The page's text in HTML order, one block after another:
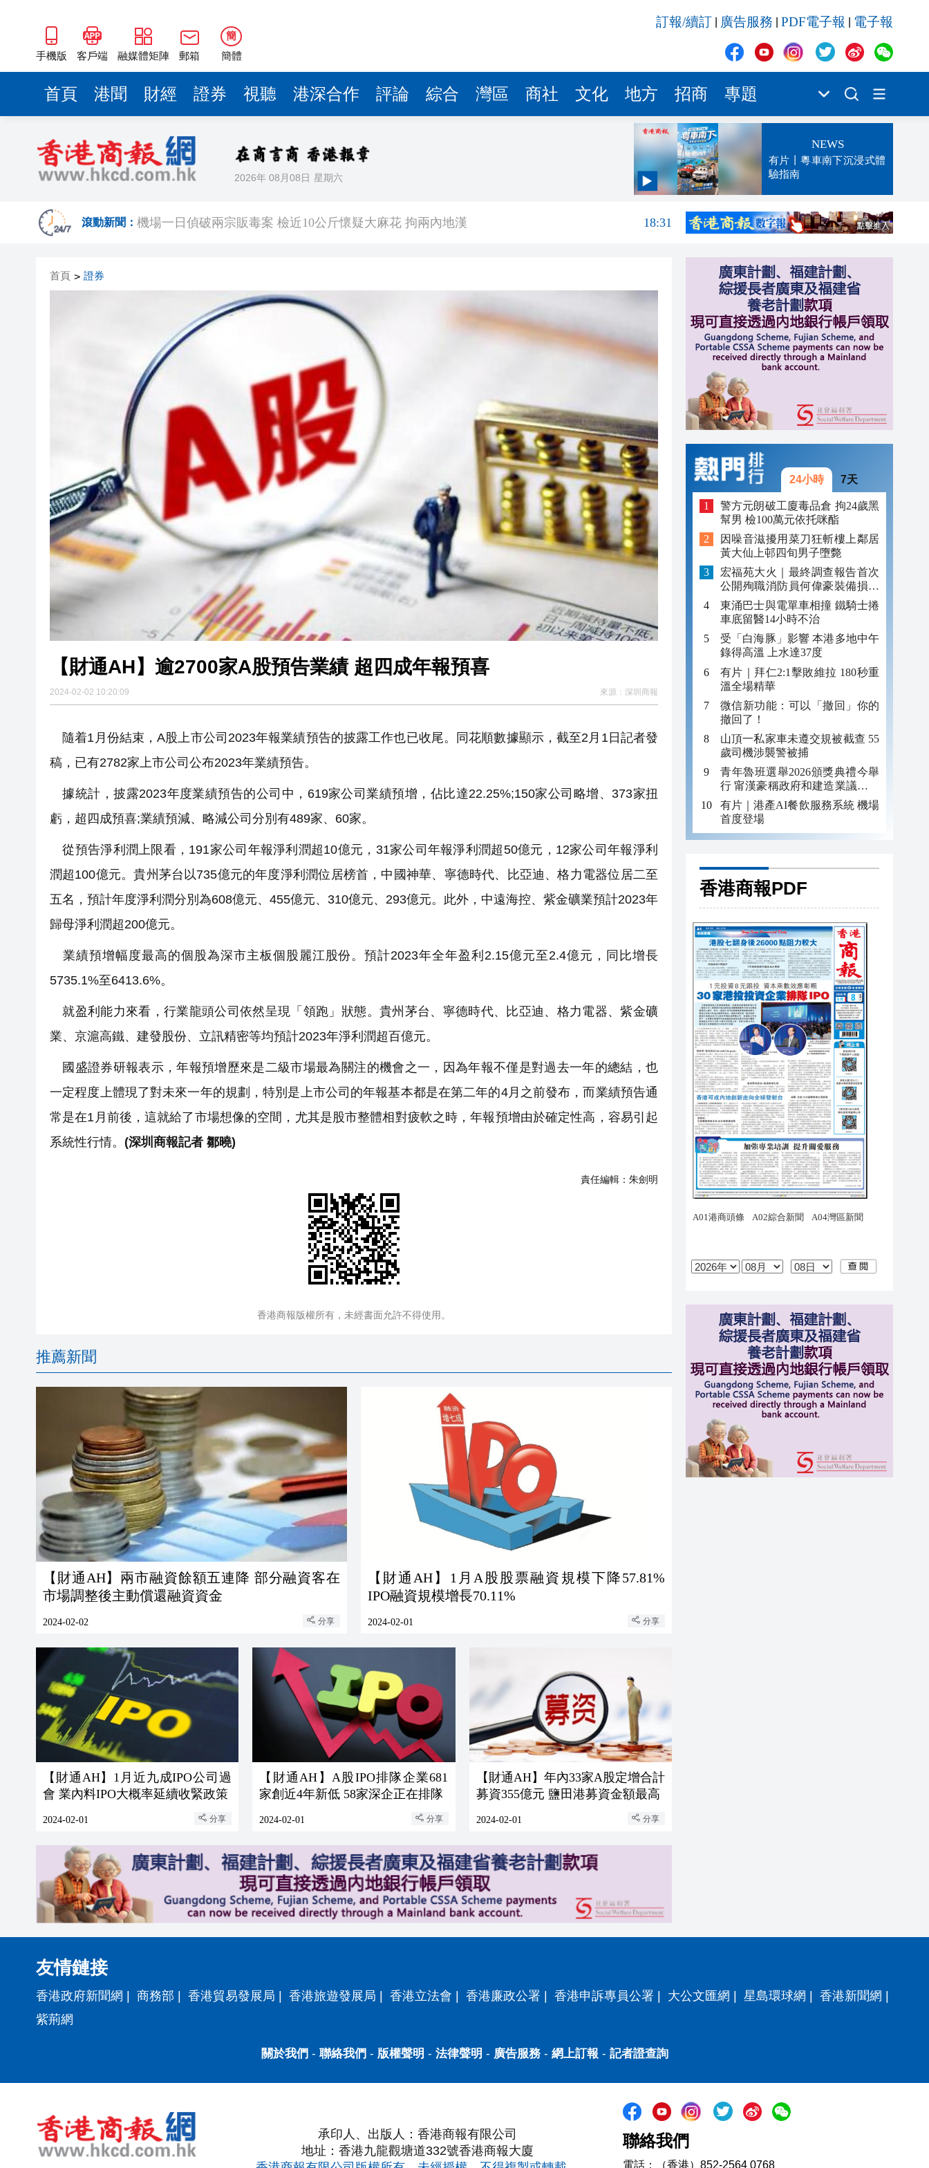
手機版 客戶端 融媒體矩陣 郵箱
簡
簡體
訂報/續訂 廣告服務 PDF電子報 電子報
首頁 港聞 財經 證券 視聽 港深合作 評論 綜合 灣區 商社 文化 地方 招商 專題
2026年 08月08日 星期六
NEWS
有片丨粵車南下沉浸式體
驗指南
滾動新聞：
19:33
機場一日偵破兩宗販毒案 檢近10公斤懷疑大麻花 拘兩內地漢
18:31
【經濟瞭望】全球通脹回升可能性有多大？
青年魯班選舉2026頒獎典禮今舉行 甯漢豪稱政府和建造業議會做好培訓工作
以滬深港澳為橋 連結全球新規則 第三屆滬深港國際法律服務大會暨第二屆「和・界」跨境
商事調解大賽圓滿舉辦
16:59
逾百體育界精英齊聚青途研討會 建言獻策推動體育產業化
首頁 > 證券
【財通AH】逾2700家A股預告業績 超四成年報預喜
2024-02-02 10:20:09 來源： 深圳商報
隨着1月份結束，A股上市公司2023年報業績預告的披露工作也已收尾。同花順數據顯示，截至2月1日記者發
稿，已有2782家上市公司公布2023年業績預告。
據統計，披露2023年度業績預告的公司中，619家公司業績預增，佔比達22.25%;150家公司略增、373家扭
虧，超四成預喜;業績預減、略減公司分別有489家、60家。
從預告淨利潤上限看，191家公司年報淨利潤超10億元，31家公司年報淨利潤超50億元，12家公司年報淨利
潤超100億元。貴州茅台以735億元的年度淨利潤位居榜首，中國神華、寧德時代、比亞迪、格力電器位居二至
五名，預計年度淨利潤分別為608億元、455億元、310億元、293億元。此外，中遠海控、紫金礦業預計2023年
歸母淨利潤超200億元。
業績預增幅度最高的個股為深市主板個股麗江股份。預計2023年全年盈利2.15億元至2.4億元，同比增長
5735.1%至6413.6%。
就盈利能力來看，行業龍頭公司依然呈現「領跑」狀態。貴州茅台、寧德時代、比亞迪、格力電器、紫金礦
業、京滬高鐵、建發股份、立訊精密等均預計2023年淨利潤超百億元。
國盛證券研報表示，年報預增歷來是二級市場最為關注的機會之一，因為年報不僅是對過去一年的總結，也
一定程度上體現了對未來一年的規劃，特別是上市公司的年報基本都是在第二年的4月之前發布，而業績預告通
常是在1月前後，這就給了市場想像的空間，尤其是股市整體相對疲軟之時，年報預增由於確定性高，容易引起
系統性行情。 (深圳商報記者 鄒曉)
責任編輯： 朱劍明
香港商報版權所有，未經書面允許不得使用。
推薦新聞
【財通AH】兩市融資餘額五連降 部分融資客在
市場調整後主動償還融資資金
2024-02-02 分享
【財通AH】1月A股股票融資規模下降57.81%
IPO融資規模增長70.11%
2024-02-01 分享
【財通AH】1月近九成IPO公司過
會 業內料IPO大概率延續收緊政策
2024-02-01 分享
【財通AH】A股IPO排隊企業681
家創近4年新低 58家深企正在排隊
2024-02-01 分享
【財通AH】年內33家A股定增合計
募資355億元 鹽田港募資金額最高
2024-02-01 分享
24小時 7天
警方元朗破工廈毒品倉 拘24歲黑
幫男 檢100萬元依托咪酯
因噪音滋擾用菜刀狂斬樓上鄰居
黃大仙上邨四旬男子墮斃
宏福苑大火｜最終調查報告首次
公開殉職消防員何偉豪裝備損毀
照片
東涌巴士與電單車相撞 鐵騎士捲
車底留醫14小時不治
受「白海豚」影響 本港多地中午
錄得高溫 上水達37度
有片｜拜仁2:1擊敗維拉 180秒重
溫全場精華
微信新功能：可以「撤回」你的
撤回了！
山頂一私家車未遵交規被截查 55
歲司機涉襲警被捕
青年魯班選舉2026頒獎典禮今舉
行 甯漢豪稱政府和建造業議會做
好培訓工作
有片｜港產AI餐飲服務系統 機場
首度登場
香港商報PDF
友情鏈接
香港政府新聞網 商務部 香港貿易發展局 香港旅遊發展局 香港立法會 香港廉政公署 香港申訴專員公署 大公文匯網 星島環球網 香港新聞網
紫荊網
關於我們 - 聯絡我們 - 版權聲明 - 法律聲明 - 廣告服務- 網上訂報 - 記者證查詢
承印人、出版人：香港商報有限公司
地址：香港九龍觀塘道332號香港商報大廈
聯絡我們
電話：（香港）852-2564 0768